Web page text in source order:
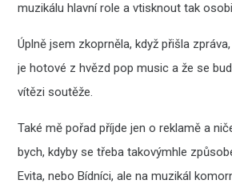
muzikálu hlavní role a vtisknout tak
Úplně jsem zkoprněla, když přišla
je hotové z hvězd pop music a že se
vítězi soutěže.
Také mě pořad příjde jen o reklamě a
bych, kdyby se třeba takovýmhle
Evita, nebo Bídníci, ale na muzikál